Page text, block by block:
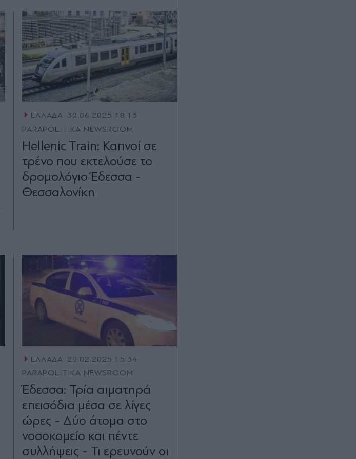
ΕΛΛΑΔΑ 30.06.2025 18:13
PARAPOLITIKA NEWSROOM
Hellenic Train: Καπνοί σε
τρένο που εκτελούσε το
δρομολόγιο Έδεσσα -
Θεσσαλονίκη
ΕΛΛΑΔΑ 20.02.2025 15:34
PARAPOLITIKA NEWSROOM
Έδεσσα: Τρία αιματηρά
επεισόδια μέσα σε λίγες
ώρες - Δύο άτομα στο
νοσοκομείο και πέντε
συλλήψεις - Τι ερευνούν οι